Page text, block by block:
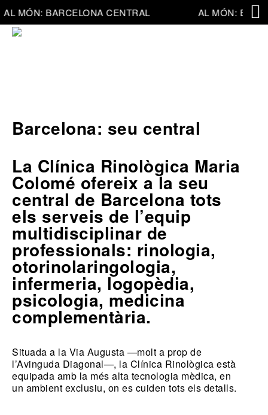
AL MÓN: BARCELONA CENTRAL AL MÓN:
Barcelona: seu central
La Clínica Rinològica Maria
Colomé ofereix a la seu
central de Barcelona tots
els serveis de l’equip
multidisciplinar de
professionals: rinologia,
otorinolaringologia,
infermeria, logopèdia,
psicologia, medicina
complementària.
Situada a la Via Augusta —molt a prop de
l’Avinguda Diagonal—, la Clínica Rinològica està
equipada amb la més alta tecnologia mèdica, en
un ambient exclusiu, on es cuiden tots els detalls.